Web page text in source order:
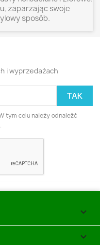
zaparzając swoje
sposób.
i wyprzedażach
tym celu należy odnaleźć

